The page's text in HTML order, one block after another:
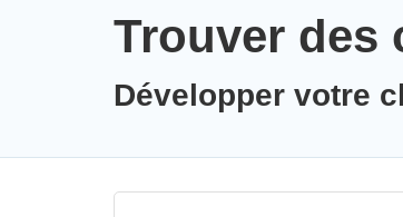
Trouver des
Développer votre